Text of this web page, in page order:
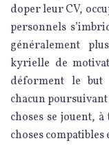
doper leur CV,
personnels
généralement
kyrielle de
déforment le but
chacun
choses se jouent,
choses compatibles